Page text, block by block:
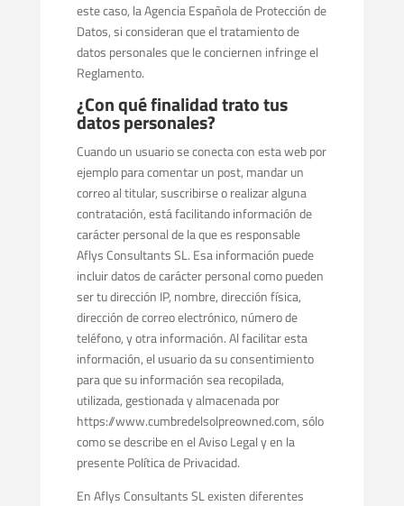
este caso, la Agencia Española de Protección de
Datos, si consideran que el tratamiento de
datos personales que le conciernen infringe el
Reglamento.
¿Con qué finalidad trato tus
datos personales?
Cuando un usuario se conecta con esta web por
ejemplo para comentar un post, mandar un
correo al titular, suscribirse o realizar alguna
contratación, está facilitando información de
carácter personal de la que es responsable
Aflys Consultants SL. Esa información puede
incluir datos de carácter personal como pueden
ser tu dirección IP, nombre, dirección física,
dirección de correo electrónico, número de
teléfono, y otra información. Al facilitar esta
información, el usuario da su consentimiento
para que su información sea recopilada,
utilizada, gestionada y almacenada por
https://www.cumbredelsolpreowned.com, sólo
como se describe en el Aviso Legal y en la
presente Política de Privacidad.
En Aflys Consultants SL existen diferentes